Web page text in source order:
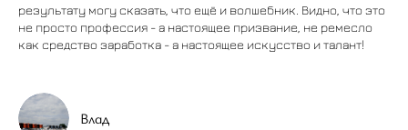
результату могу сказать, что ещё и волшебник. Видно, что это
не просто профессия - а настоящее призвание, не ремесло
как средство заработка - а настоящее искусство и талант!
Влад